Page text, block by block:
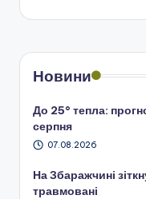
Новини
До 25° тепла:
серпня
07.08.2026
На Збаражчині
травмовані